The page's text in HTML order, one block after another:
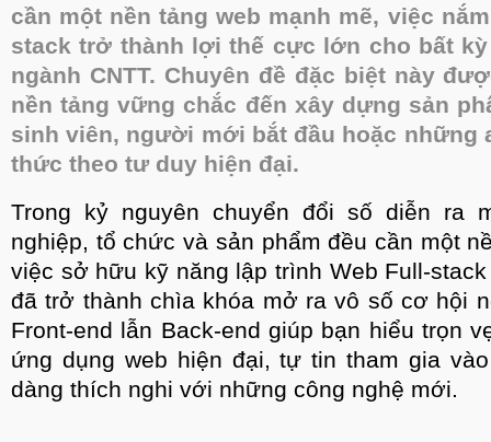
cần một nền tảng web mạnh mẽ, việc
stack trở thành lợi thế cực lớn cho bất
ngành CNTT. Chuyên đề đặc biệt này
nền tảng vững chắc đến xây dựng sản
sinh viên, người mới bắt đầu hoặc những
thức theo tư duy hiện đại.
Trong kỷ nguyên chuyển đổi số diễn ra
nghiệp, tổ chức và sản phẩm đều cần một
việc sở hữu kỹ năng lập trình Web Full-
đã trở thành chìa khóa mở ra vô số cơ hội
Front-end lẫn Back-end giúp bạn hiểu trọn
ứng dụng web hiện đại, tự tin tham gia
dàng thích nghi với những công nghệ mới.